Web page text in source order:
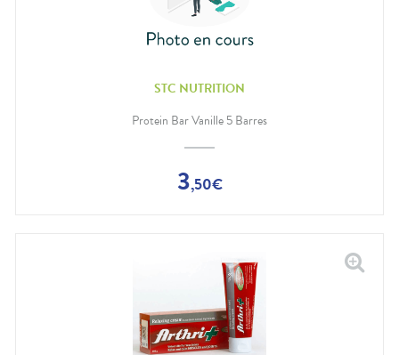
STC NUTRITION
Protein Bar Vanille 5 Barres
3,50€